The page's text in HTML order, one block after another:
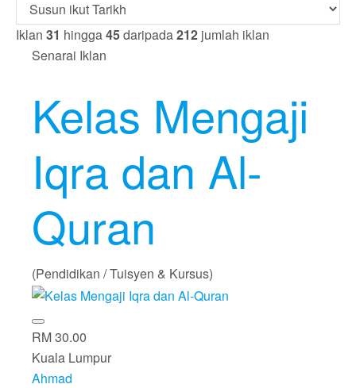
Iklan 31 hingga45daripada212 jumlah iklan
Senarai Iklan
Kelas Mengaji
Iqra dan Al-
Quran
(Pendidikan / Tuisyen & Kursus)
RM 30.00
Kuala Lumpur
Ahmad